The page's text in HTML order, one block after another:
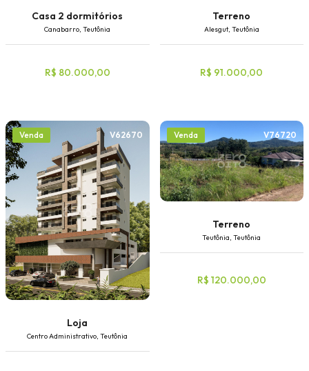
Casa 2 dormitórios
Canabarro, Teutônia
R$ 80.000,00
Terreno
Alesgut, Teutônia
R$ 91.000,00
Venda V62670
Loja
Centro Administrativo, Teutônia
Venda V76720
Terreno
Teutônia, Teutônia
R$ 120.000,00